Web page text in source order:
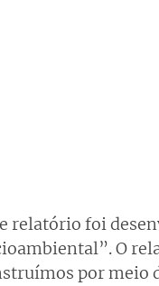
relatório foi
O
por meio